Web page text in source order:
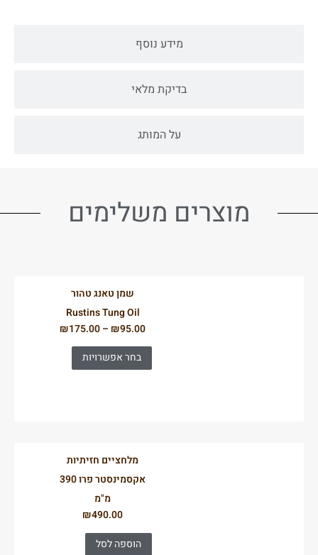
מידע נוסף
בדיקת מלאי
על המותג
מוצרים משלימים
שמן טאנג טהור
Rustins Tung Oil
₪95.00
–
₪175.00
בחר אפשרויות
מלחציים חזיתיות
אקסמינסטר פרו 390
מ"מ
₪490.00
הוספה לסל